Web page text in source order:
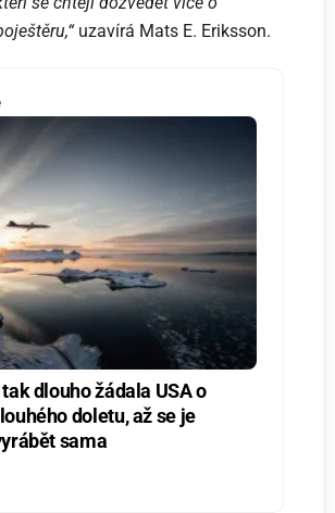
uzavírá Mats E. Eriksson.
dlouho žádala USA o
doletu, až se je
sama